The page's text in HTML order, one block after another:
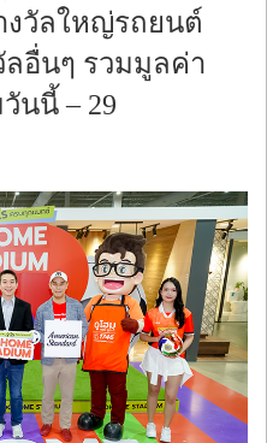
วัลใหญ่รถยนต์
ลอื่นๆ รวมมูลค่า
นนี้ – 29